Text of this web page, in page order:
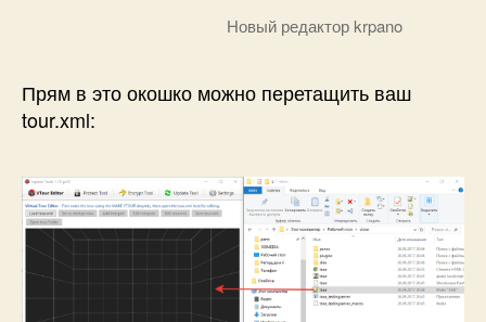
Новый редактор krpano
Прям в это окошко можно перетащить ваш
tour.xml: